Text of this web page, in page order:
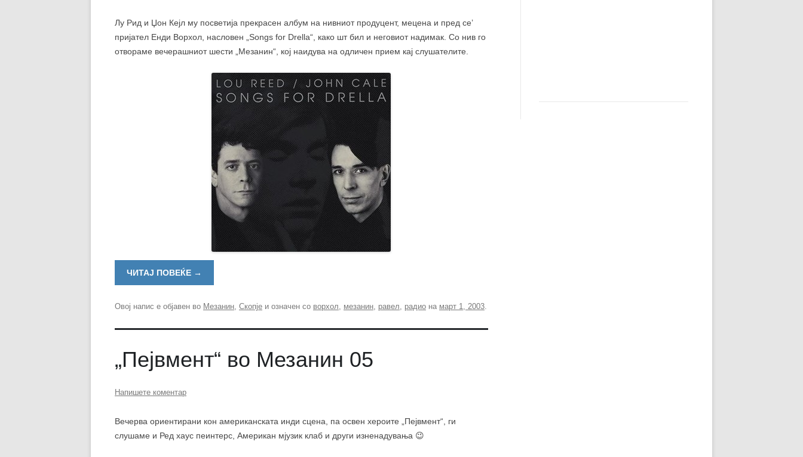
Лу Рид и Џон Кејл му посветија прекрасен албум на нивниот продуцент, мецена и пред се’
пријател Енди Ворхол, насловен „Songs for Drella“, како шт бил и неговиот надимак. Со нив го
отвораме вечерашниот шести „Мезанин“, кој наидува на одличен прием кај слушателите.
ЧИТАЈ ПОВЕЌЕ →
Овој напис е објавен во Мезанин, Скопје и означен со ворхол, мезанин, равел, радио на март 1, 2003.
„Пејвмент“ во Мезанин 05
Напишете коментар
Вечерва ориентирани кон американската инди сцена, па освен хероите „Пејвмент“, ги
слушаме и Ред хаус пеинтерс, Американ мјузик клаб и други изненадувања 😉